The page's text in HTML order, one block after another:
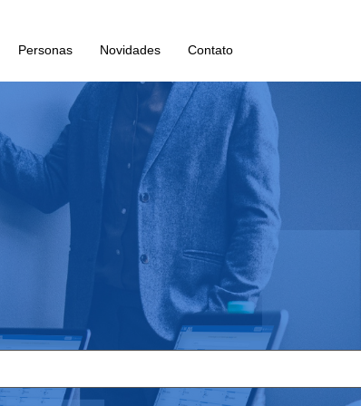
Personas Novidades Contato